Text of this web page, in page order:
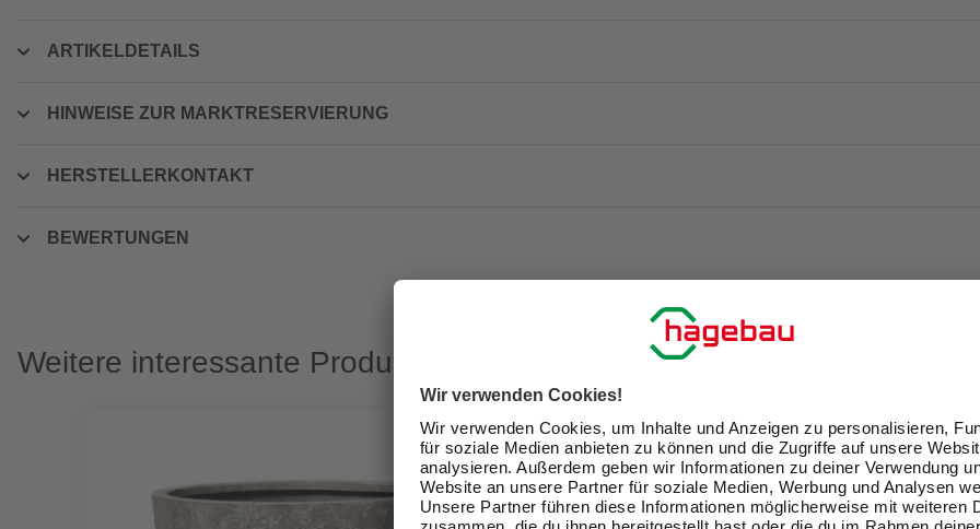
ARTIKELDETAILS
HINWEISE ZUR MARKTRESERVIERUNG
HERSTELLERKONTAKT
BEWERTUNGEN
Weitere interessante Produkte